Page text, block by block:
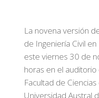
La novena versión
de Ingeniería Civil
este viernes 30 de
horas en el
Facultad de
Universidad Austral